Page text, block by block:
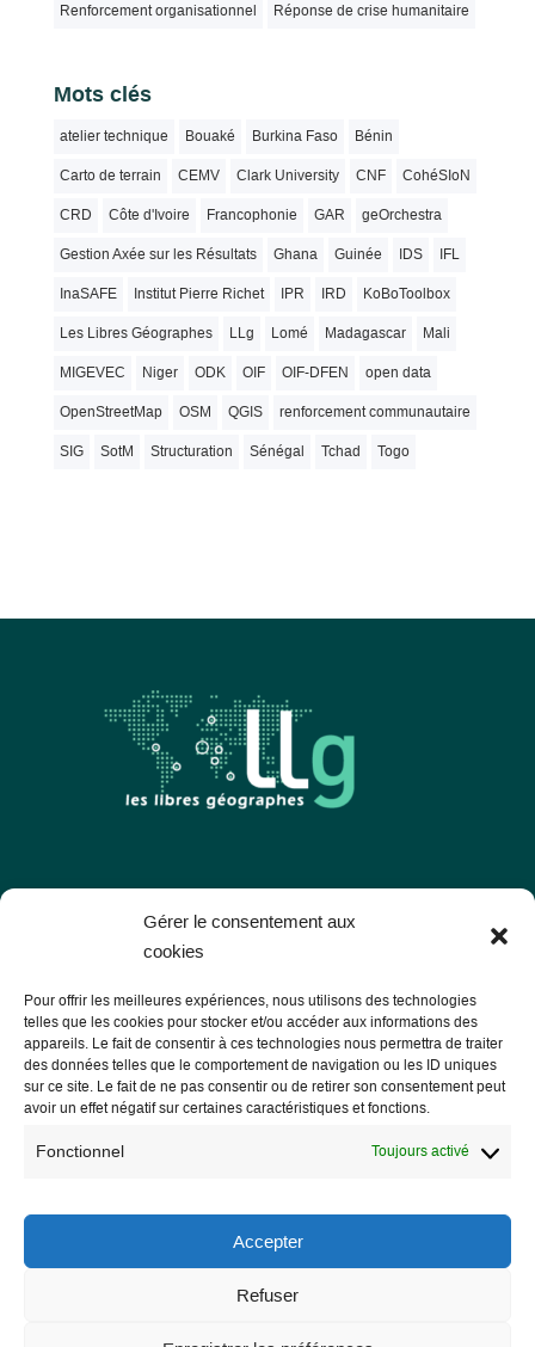
Gérer le consentement aux
cookies
Pour offrir les meilleures expériences, nous utilisons des technologies
telles que les cookies pour stocker et/ou accéder aux informations des
appareils. Le fait de consentir à ces technologies nous permettra de traiter
des données telles que le comportement de navigation ou les ID uniques
sur ce site. Le fait de ne pas consentir ou de retirer son consentement peut
avoir un effet négatif sur certaines caractéristiques et fonctions.
Fonctionnel Toujours activé
Accepter
Refuser
Renforcement organisationnel Réponse de crise humanitaire
Mots clés
atelier technique Bouaké Burkina Faso Bénin
Carto de terrain CEMV Clark University CNF CohéSIoN
CRD Côte d'Ivoire Francophonie GAR geOrchestra
Gestion Axée sur les Résultats Ghana Guinée IDS IFL
InaSAFE Institut Pierre Richet IPR IRD KoBoToolbox
Les Libres Géographes LLg Lomé Madagascar Mali
MIGEVEC Niger ODK OIF OIF-DFEN open data
OpenStreetMap OSM QGIS renforcement communautaire
SIG SotM Structuration Sénégal Tchad Togo
Les Libres Géographes
56000 Vannes
— Nous contacter